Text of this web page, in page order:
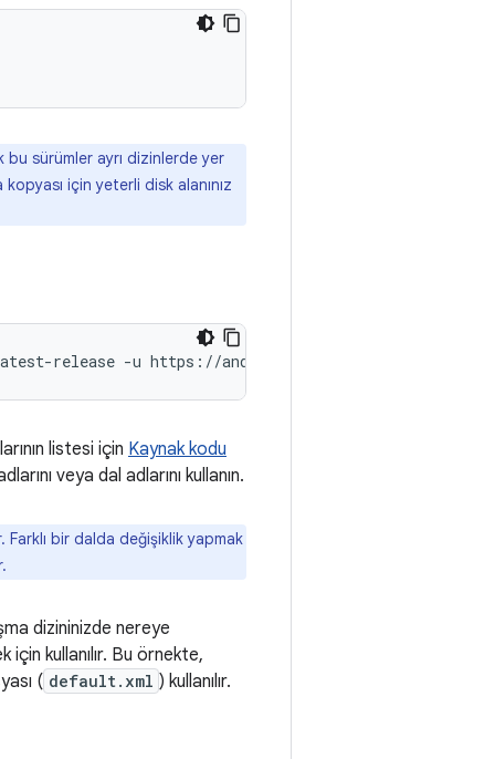
sürümler ayrı dizinlerde yer
için yeterli disk alanınız
release -u https://android.googlesource.com/
listesi için Kaynak kodu
veya dal adlarını kullanın.
Farklı bir dalda değişiklik yapmak
dizininizde nereye
için kullanılır. Bu örnekte,
( default.xml ) kullanılır.